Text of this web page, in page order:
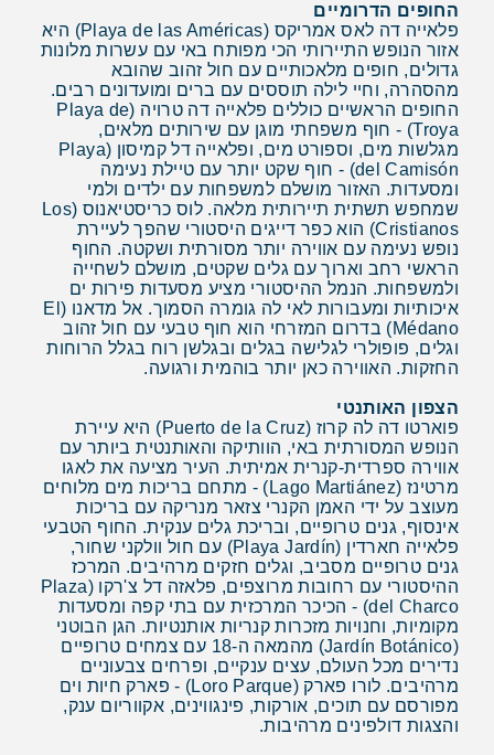
החופים הדרומיים
פלאייה דה לאס אמריקס (Playa de las Américas) היא
אזור הנופש התיירותי הכי מפותח באי עם עשרות מלונות
גדולים, חופים מלאכותיים עם חול זהוב שהובא
מהסהרה, וחיי לילה תוססים עם ברים ומועדונים רבים.
החופים הראשיים כוללים פלאייה דה טרויה (Playa de
Troya) - חוף משפחתי מוגן עם שירותים מלאים,
מגלשות מים, וספורט מים, ופלאייה דל קמיסון (Playa
del Camisón) - חוף שקט יותר עם טיילת נעימה
ומסעדות. האזור מושלם למשפחות עם ילדים ולמי
שמחפש תשתית תיירותית מלאה. לוס כריסטיאנוס (Los
Cristianos) הוא כפר דייגים היסטורי שהפך לעיירת
נופש נעימה עם אווירה יותר מסורתית ושקטה. החוף
הראשי רחב וארוך עם גלים שקטים, מושלם לשחייה
ולמשפחות. הנמל ההיסטורי מציע מסעדות פירות ים
איכותיות ומעבורות לאי לה גומרה הסמוך. אל מדאנו (El
Médano) בדרום המזרחי הוא חוף טבעי עם חול זהוב
וגלים, פופולרי לגלישה בגלים ובגלשן רוח בגלל הרוחות
החזקות. האווירה כאן יותר בוהמית ורגועה.
הצפון האותנטי
פוארטו דה לה קרוז (Puerto de la Cruz) היא עיירת
הנופש המסורתית באי, הוותיקה והאותנטית ביותר עם
אווירה ספרדית-קנרית אמיתית. העיר מציעה את לאגו
מרטינז (Lago Martiánez) - מתחם בריכות מים מלוחים
מעוצב על ידי האמן הקנרי צזאר מנריקה עם בריכות
אינסוף, גנים טרופיים, ובריכת גלים ענקית. החוף הטבעי
פלאייה חארדין (Playa Jardín) עם חול וולקני שחור,
גנים טרופיים מסביב, וגלים חזקים מרהיבים. המרכז
ההיסטורי עם רחובות מרוצפים, פלאזה דל צ'רקו (Plaza
del Charco) - הכיכר המרכזית עם בתי קפה ומסעדות
מקומיות, וחנויות מזכרות קנריות אותנטיות. הגן הבוטני
(Jardín Botánico) מהמאה ה-18 עם צמחים טרופיים
נדירים מכל העולם, עצים ענקיים, ופרחים צבעוניים
מרהיבים. לורו פארק (Loro Parque) - פארק חיות וים
מפורסם עם תוכים, אורקות, פינגווינים, אקווריום ענק,
והצגות דולפינים מרהיבות.